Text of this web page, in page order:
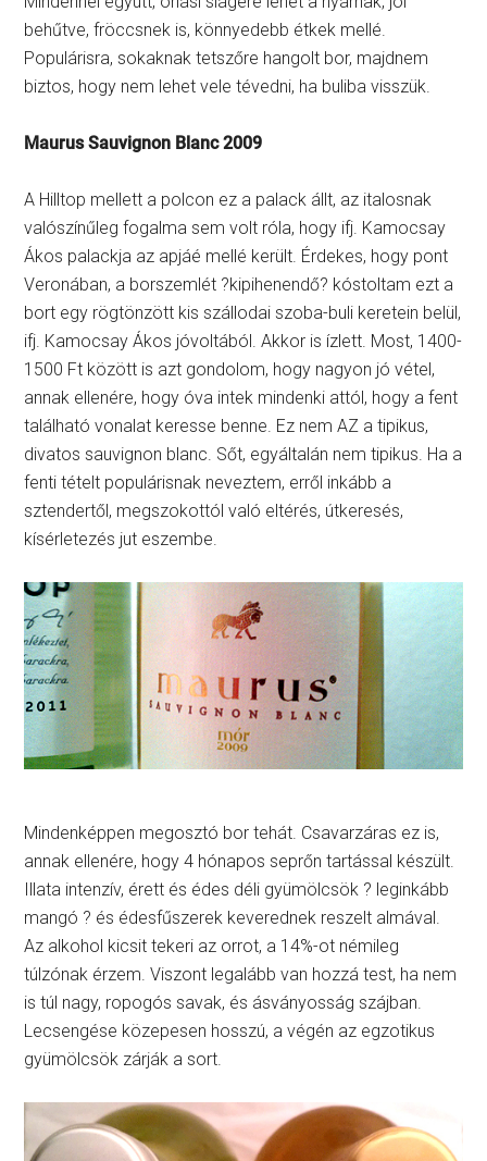
behűtve, fröccsnek is, könnyedebb étkek mellé.
Populárisra, sokaknak tetszőre hangolt bor, majdnem
biztos, hogy nem lehet vele tévedni, ha buliba visszük.
Maurus Sauvignon Blanc 2009
A Hilltop mellett a polcon ez a palack állt, az italosnak
valószínűleg fogalma sem volt róla, hogy ifj. Kamocsay
Ákos palackja az apjáé mellé került. Érdekes, hogy pont
Veronában, a borszemlét ?kipihenendő? kóstoltam ezt a
bort egy rögtönzött kis szállodai szoba-buli keretein belül,
ifj. Kamocsay Ákos jóvoltából. Akkor is ízlett. Most, 1400-
1500 Ft között is azt gondolom, hogy nagyon jó vétel,
annak ellenére, hogy óva intek mindenki attól, hogy a fent
található vonalat keresse benne. Ez nem AZ a tipikus,
divatos sauvignon blanc. Sőt, egyáltalán nem tipikus. Ha a
fenti tételt populárisnak neveztem, erről inkább a
sztendertől, megszokottól való eltérés, útkeresés,
kísérletezés jut eszembe.
Mindenképpen megosztó bor tehát. Csavarzáras ez is,
annak ellenére, hogy 4 hónapos seprőn tartással készült.
Illata intenzív, érett és édes déli gyümölcsök ? leginkább
mangó ? és édesfűszerek keverednek reszelt almával.
Az alkohol kicsit tekeri az orrot, a 14%-ot némileg
túlzónak érzem. Viszont legalább van hozzá test, ha nem
is túl nagy, ropogós savak, és ásványosság szájban.
Lecsengése közepesen hosszú, a végén az egzotikus
gyümölcsök zárják a sort.